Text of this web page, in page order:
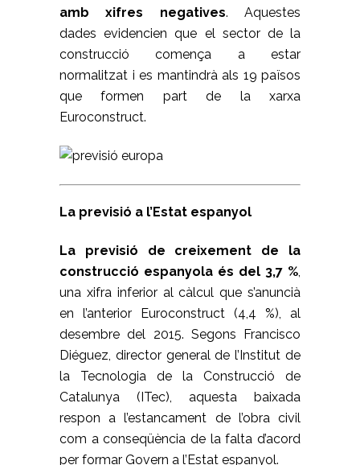
amb xifres negatives. Aquestes
dades evidencien que el sector de la
construcció comença a estar
normalitzat i es mantindrà als 19 països
que formen part de la xarxa
Euroconstruct.
La previsió a l’Estat espanyol
La previsió de creixement de la
construcció espanyola és del 3,7 %,
una xifra inferior al càlcul que s’anuncià
en l’anterior Euroconstruct (4,4 %), al
desembre del 2015. Segons Francisco
Diéguez, director general de l’Institut de
la Tecnologia de la Construcció de
Catalunya (ITec), aquesta baixada
respon a l’estancament de l’obra civil
com a conseqüència de la falta d’acord
per formar Govern a l’Estat espanyol.